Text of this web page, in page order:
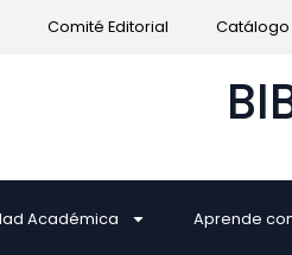
Comité Editorial Catálogo
Académica Aprende